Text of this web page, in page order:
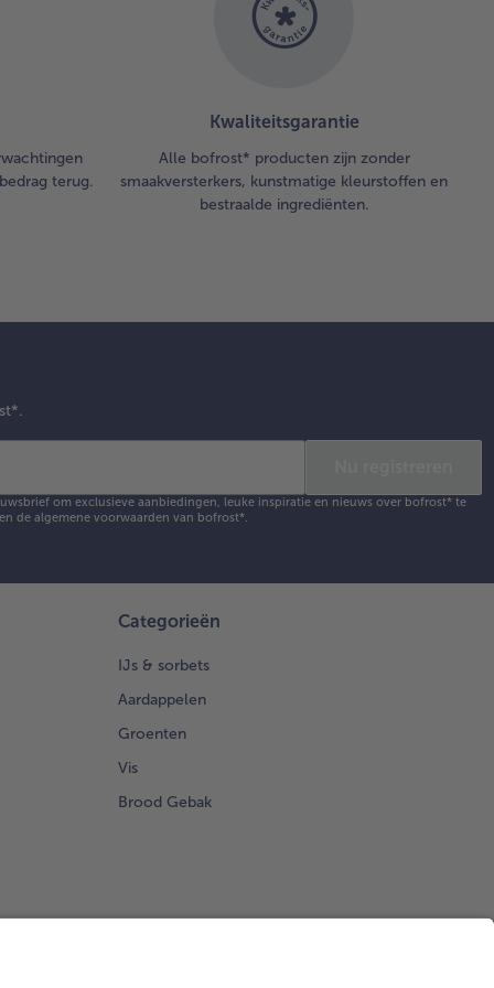
terug.
Kwaliteitsgarantie
Alle bofrost* producten zijn zonder
smaakversterkers, kunstmatige kleurstoffen en
bestraalde ingrediënten.
om exclusieve aanbiedingen, leuke inspiratie en nieuws over bofrost* te
en de algemene voorwaarden van bofrost*.
Categorieën
IJs & sorbets
Aardappelen
Groenten
Vis
Brood Gebak